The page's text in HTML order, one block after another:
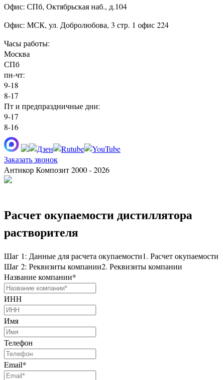
Офис: СПб, Октябрьская наб., д.104
Офис: МСК, ул. Добролюбова, 3 стр. 1 офис 224
Часы работы:
Москва
СПб
пн-чт:
9-18
8-17
Пт и предпраздничные дни:
9-17
8-16
Заказать звонок
Антикор Композит 2000 - 2026
Расчет окупаемости дистиллятора
растворителя
Шаг 1: Данные для расчета окупаемости1. Расчет окупаемости
Шаг 2: Реквизиты компании2. Реквизиты компании
Название компании*
ИНН
Имя
Телефон
Email*